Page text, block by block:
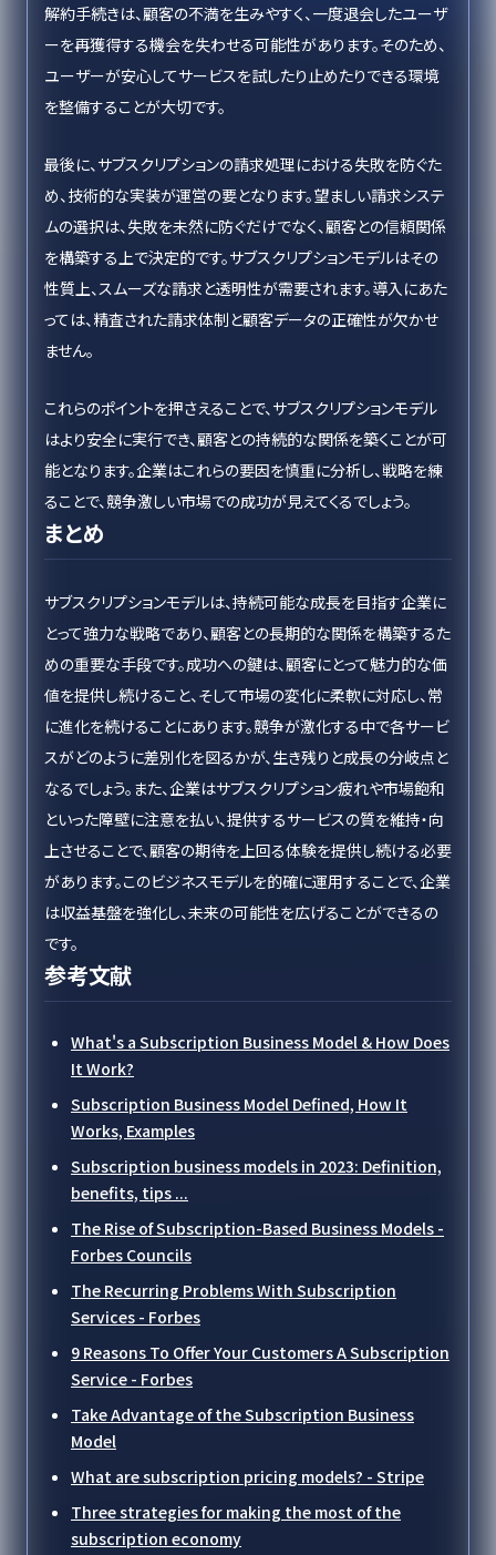
解約手続きは、顧客の不満を生みやすく、一度退会したユーザ
ーを再獲得する機会を失わせる可能性があります。そのため、
ユーザーが安心してサービスを試したり止めたりできる環境
を整備することが大切です。
最後に、サブスクリプションの請求処理における失敗を防ぐた
め、技術的な実装が運営の要となります。望ましい請求システ
ムの選択は、失敗を未然に防ぐだけでなく、顧客との信頼関係
を構築する上で決定的です。サブスクリプションモデルはその
性質上、スムーズな請求と透明性が需要されます。導入にあた
っては、精査された請求体制と顧客データの正確性が欠かせ
ません。
これらのポイントを押さえることで、サブスクリプションモデル
はより安全に実行でき、顧客との持続的な関係を築くことが可
能となります。企業はこれらの要因を慎重に分析し、戦略を練
ることで、競争激しい市場での成功が見えてくるでしょう。
まとめ
サブスクリプションモデルは、持続可能な成長を目指す企業に
とって強力な戦略であり、顧客との長期的な関係を構築するた
めの重要な手段です。成功への鍵は、顧客にとって魅力的な価
値を提供し続けること、そして市場の変化に柔軟に対応し、常
に進化を続けることにあります。競争が激化する中で各サービ
スがどのように差別化を図るかが、生き残りと成長の分岐点と
なるでしょう。また、企業はサブスクリプション疲れや市場飽和
といった障壁に注意を払い、提供するサービスの質を維持・向
上させることで、顧客の期待を上回る体験を提供し続ける必要
があります。このビジネスモデルを的確に運用することで、企業
は収益基盤を強化し、未来の可能性を広げることができるの
です。
参考文献
What's a Subscription Business Model & How Does
It Work?
Subscription Business Model Defined, How It
Works, Examples
Subscription business models in 2023: Definition,
benefits, tips ...
The Rise of Subscription-Based Business Models -
Forbes Councils
The Recurring Problems With Subscription
Services - Forbes
9 Reasons To Offer Your Customers A Subscription
Service - Forbes
Take Advantage of the Subscription Business
Model
What are subscription pricing models? - Stripe
Three strategies for making the most of the
subscription economy